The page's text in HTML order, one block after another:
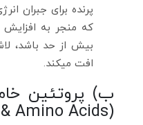
پرنده برای جبران
که منجر به افزایش
بیش از حد باشد،
افت میکند.
ب) پروتئین
(Crude Protein & Amino Acids)